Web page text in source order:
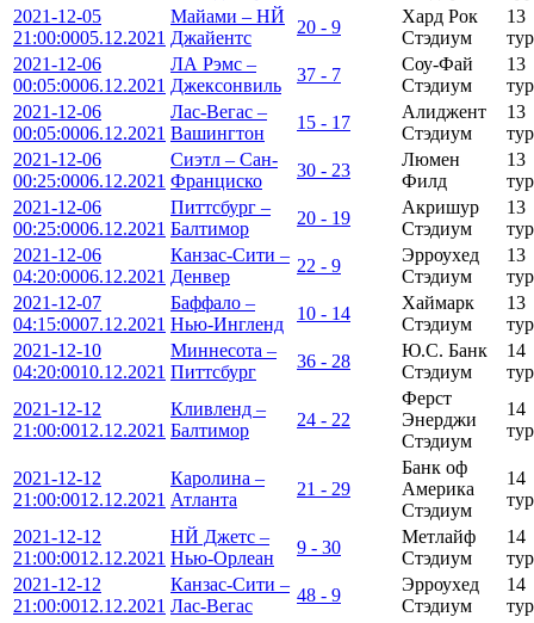
2021-12-05
21:00:0005.12.2021
Майами – НЙ
Джайентс
20 - 9
Хард Рок
Стэдиум
13
тур
2021-12-06
00:05:0006.12.2021
ЛА Рэмс –
Джексонвиль
37 - 7
Соу-Фай
Стэдиум
13
тур
2021-12-06
00:05:0006.12.2021
Лас-Вегас –
Вашингтон
15 - 17
Алиджент
Стэдиум
13
тур
2021-12-06
00:25:0006.12.2021
Сиэтл – Сан-
Франциско
30 - 23
Люмен
Филд
13
тур
2021-12-06
00:25:0006.12.2021
Питтсбург –
Балтимор
20 - 19
Акришур
Стэдиум
13
тур
2021-12-06
04:20:0006.12.2021
Канзас-Сити –
Денвер
22 - 9
Эрроухед
Стэдиум
13
тур
2021-12-07
04:15:0007.12.2021
Баффало –
Нью-Ингленд
10 - 14
Хаймарк
Стэдиум
13
тур
2021-12-10
04:20:0010.12.2021
Миннесота –
Питтсбург
36 - 28
Ю.С. Банк
Стэдиум
14
тур
2021-12-12
21:00:0012.12.2021
Кливленд –
Балтимор
24 - 22
Ферст
Энерджи
Стэдиум
14
тур
2021-12-12
21:00:0012.12.2021
Каролина –
Атланта
21 - 29
Банк оф
Америка
Стэдиум
14
тур
2021-12-12
21:00:0012.12.2021
НЙ Джетс –
Нью-Орлеан
9 - 30
Метлайф
Стэдиум
14
тур
2021-12-12
21:00:0012.12.2021
Канзас-Сити –
Лас-Вегас
48 - 9
Эрроухед
Стэдиум
14
тур